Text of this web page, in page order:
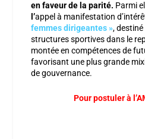
en faveur de la parité. Parmi
l’appel à manifestation
femmes dirigeantes »,
structures sportives dans le
montée en compétences de
favorisant une plus grande
de gouvernance.
Pour postuler à